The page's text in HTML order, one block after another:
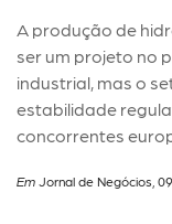
A produção de
ser um projeto no
industrial, mas o
estabilidade
concorrentes
EmJornal de Negócios,